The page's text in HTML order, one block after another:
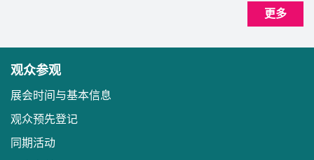
更多
观众参观
展会时间与基本信息
观众预先登记
同期活动